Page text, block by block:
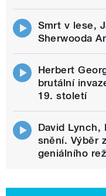
Smrt v lese,
Sherwooda
Herbert
brutální
19. století
David Lynch,
snění. Výběr
geniálního